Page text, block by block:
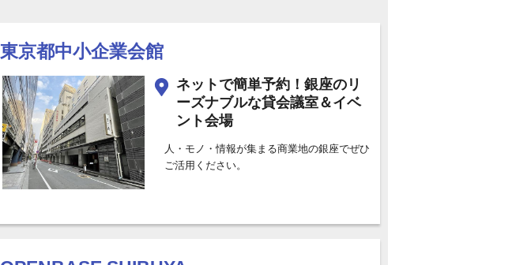
東京都中小企業会館
ネットで簡単予約！銀座のリ
ーズナブルな貸会議室＆イベ
ント会場
人・モノ・情報が集まる商業地の銀座でぜひ
ご活用ください。